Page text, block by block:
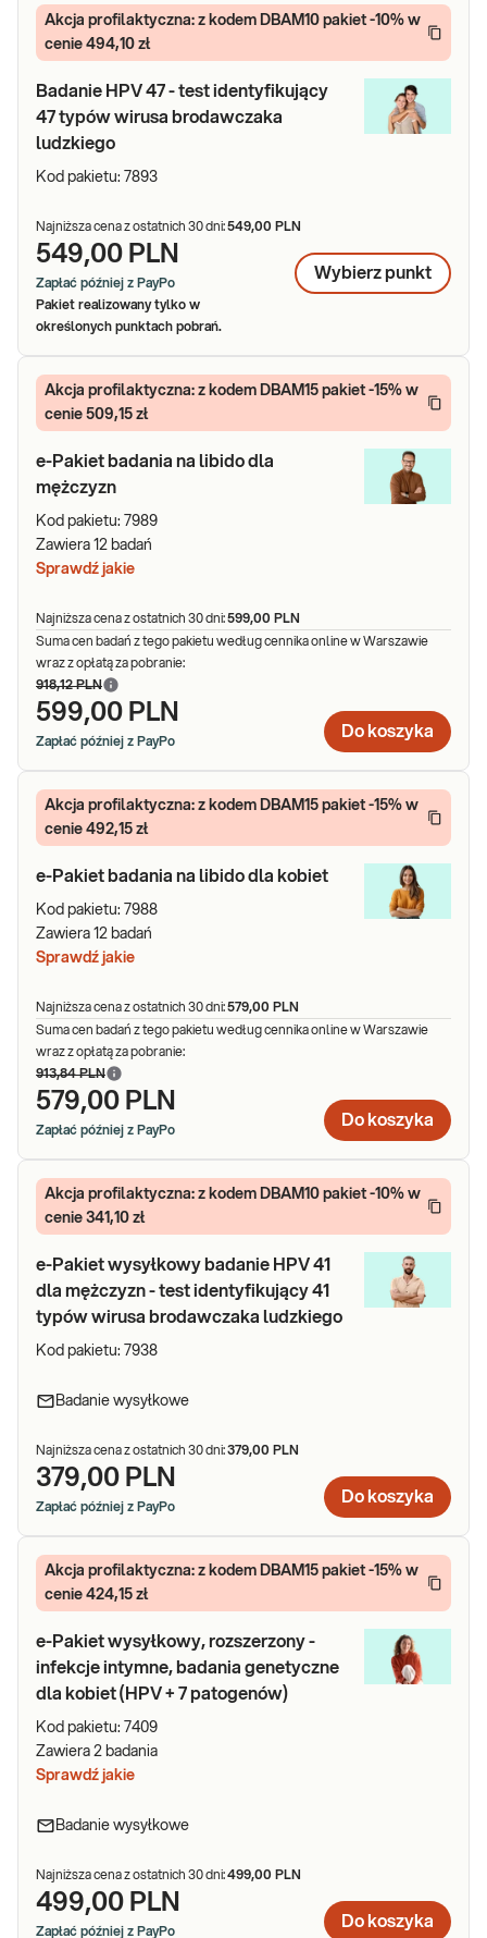
Akcja profilaktyczna: z kodem DBAM10 pakiet -10% w
cenie 494,10 zł
Badanie HPV 47 - test identyfikujący
47 typów wirusa brodawczaka
ludzkiego
Kod pakietu: 7893
Najniższa cena z ostatnich 30 dni:549,00 PLN
549,00 PLN
Zapłać później z PayPo
Wybierzpunkt
Pakiet realizowany tylko w
określonych punktach pobrań.
Akcja profilaktyczna: z kodem DBAM15 pakiet -15% w
cenie 509,15 zł
e-Pakiet badania na libido dla
mężczyzn
Kod pakietu: 7989
Zawiera 12 badań
Sprawdź jakie
Najniższa cena z ostatnich 30 dni:599,00 PLN
Suma cen badań z tego pakietu według cennika online w Warszawie
wraz z opłatą za pobranie:
918,12 PLN
599,00 PLN
Zapłać później z PayPo
Do koszyka
Akcja profilaktyczna: z kodem DBAM15 pakiet -15% w
cenie 492,15 zł
e-Pakiet badania na libido dla kobiet
Kod pakietu: 7988
Zawiera 12 badań
Sprawdź jakie
Najniższa cena z ostatnich 30 dni:579,00 PLN
Suma cen badań z tego pakietu według cennika online w Warszawie
wraz z opłatą za pobranie:
913,84 PLN
579,00 PLN
Zapłać później z PayPo
Do koszyka
Akcja profilaktyczna: z kodem DBAM10 pakiet -10% w
cenie 341,10 zł
e-Pakiet wysyłkowy badanie HPV 41
dla mężczyzn - test identyfikujący 41
typów wirusa brodawczaka ludzkiego
Kod pakietu: 7938
Badanie wysyłkowe
Najniższa cena z ostatnich 30 dni:379,00 PLN
379,00 PLN
Zapłać później z PayPo
Do koszyka
Akcja profilaktyczna: z kodem DBAM15 pakiet -15% w
cenie 424,15 zł
e-Pakiet wysyłkowy, rozszerzony -
infekcje intymne, badania genetyczne
dla kobiet (HPV + 7 patogenów)
Kod pakietu: 7409
Zawiera 2 badania
Sprawdź jakie
Badanie wysyłkowe
Najniższa cena z ostatnich 30 dni:499,00 PLN
499,00 PLN
Zapłać później z PayPo
Do koszyka